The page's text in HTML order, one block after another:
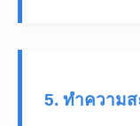
5. ทำความส